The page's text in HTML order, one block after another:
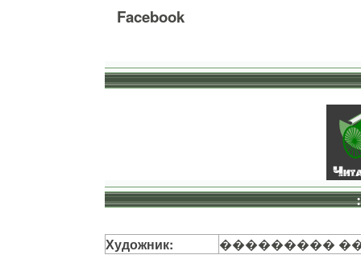
Facebook
Художник: ���������